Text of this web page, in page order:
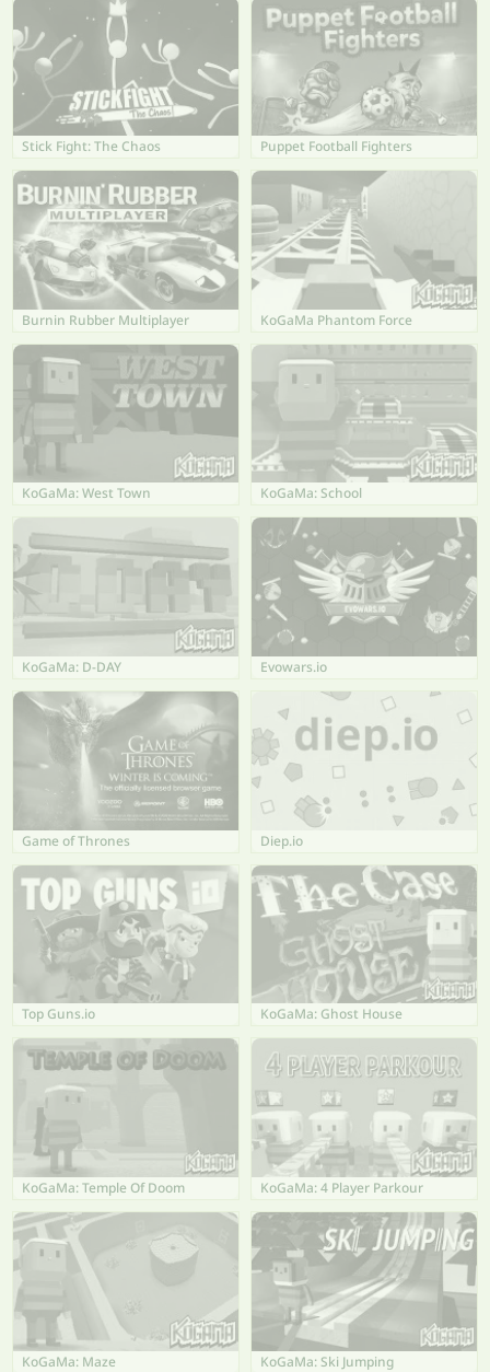
Stick Fight: The Chaos Puppet Football Fighters
Burnin Rubber Multiplayer KoGaMa Phantom Force
KoGaMa: West Town KoGaMa: School
KoGaMa: D-DAY Evowars.io
Game of Thrones Diep.io
Top Guns.io KoGaMa: Ghost House
KoGaMa: Temple Of Doom KoGaMa: 4 Player Parkour
KoGaMa: Maze KoGaMa: Ski Jumping